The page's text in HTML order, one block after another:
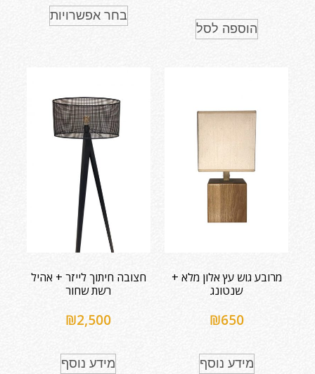
הוספה לסל
בחר אפשרויות
מרובע גוש עץ אלון מלא +
שנטונג
₪650
מידע נוסף
חצובה חיתוך לייזר + אהיל
רשת שחור
₪2,500
מידע נוסף